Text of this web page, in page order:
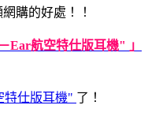
購的好處！！
Ear航空特仕版耳機" 」
特仕版耳機" 了！